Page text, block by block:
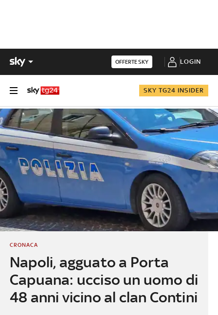
OFFERTE SKY LOGIN
SKY TG24 INSIDER
Napoli, agguato a Porta
Capuana: ucciso un uomo di
48 anni vicino al clan Contini
CRONACA